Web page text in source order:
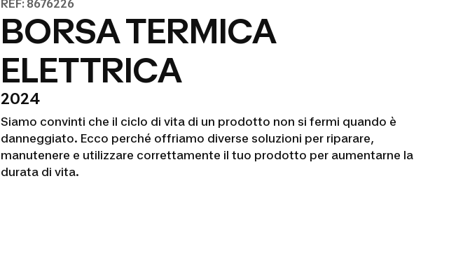
REF: 8676226
BORSA TERMICA
ELETTRICA
2024
Siamo convinti che il ciclo di vita di un prodotto non si fermi quando è
danneggiato. Ecco perché offriamo diverse soluzioni per riparare,
manutenere e utilizzare correttamente il tuo prodotto per aumentarne la
durata di vita.